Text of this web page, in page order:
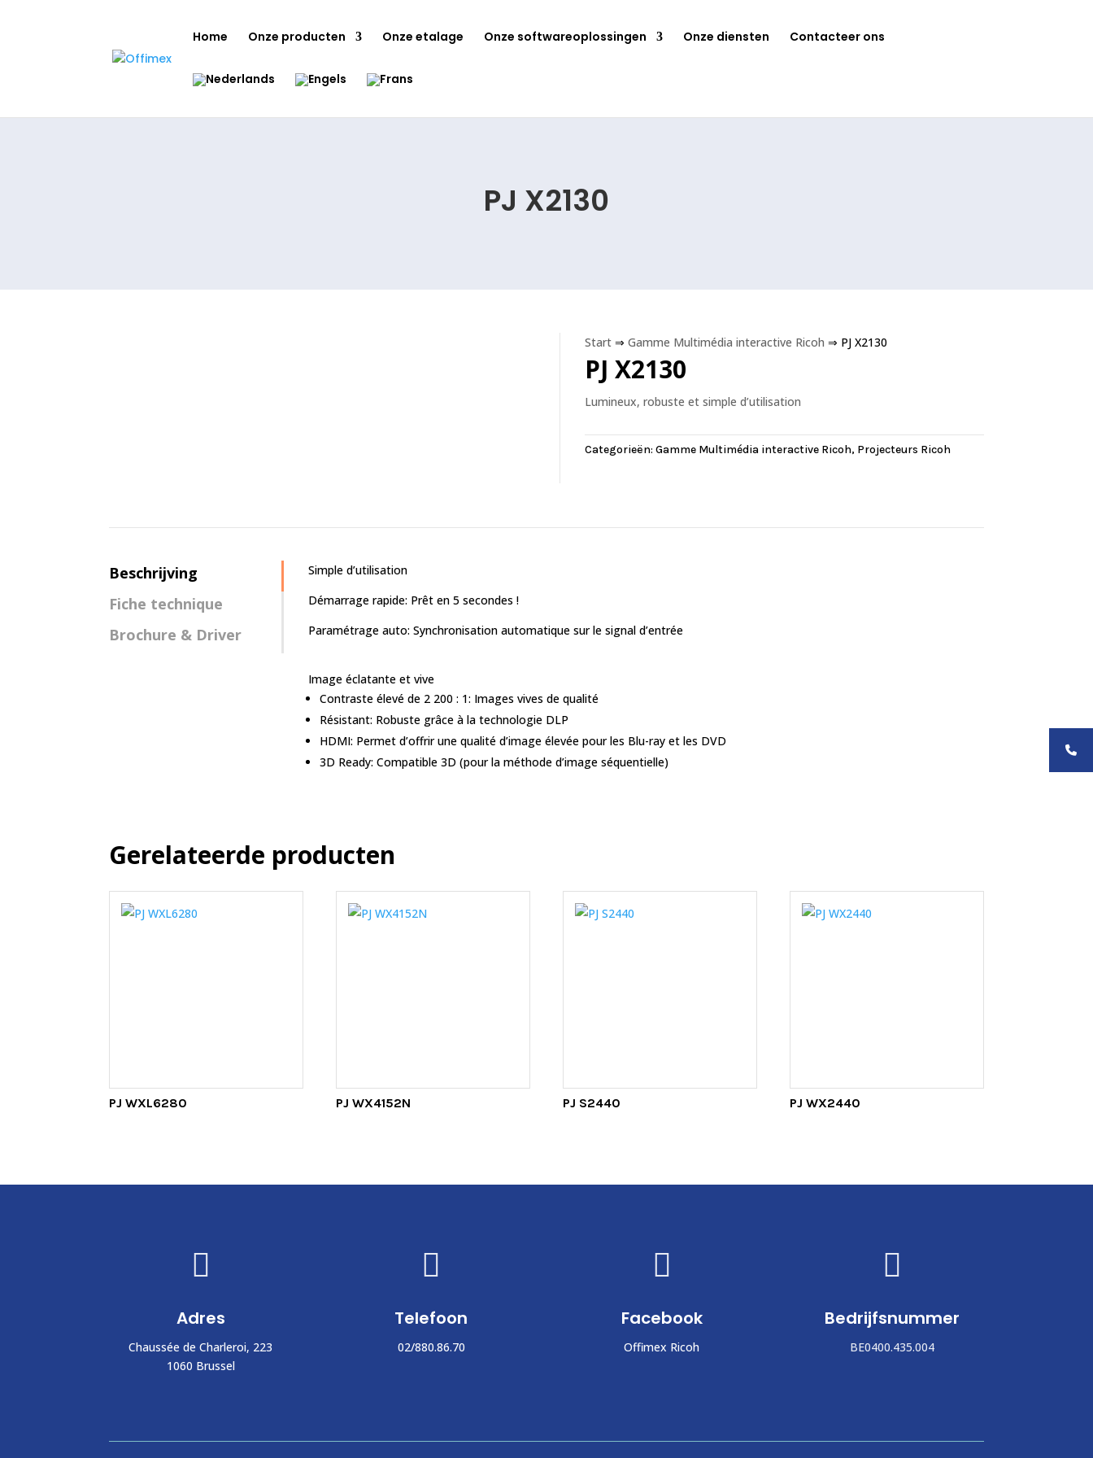
Home Onze producten Onze etalage Onze softwareoplossingen Onze diensten Contacteer ons
PJ X2130
Start ⇒Gamme Multimédia interactive Ricoh ⇒ PJ X2130
PJ X2130
Lumineux, robuste et simple d’utilisation
Categorieën:Gamme Multimédia interactive Ricoh, Projecteurs Ricoh
Beschrijving
Fiche technique
Brochure & Driver
Simple d’utilisation
Démarrage rapide: Prêt en 5 secondes !
Paramétrage auto: Synchronisation automatique sur le signal d’entrée
Image éclatante et vive
Contraste élevé de 2 200 : 1: Images vives de qualité
Résistant: Robuste grâce à la technologie DLP
HDMI: Permet d’offrir une qualité d’image élevée pour les Blu-ray et les DVD
3D Ready: Compatible 3D (pour la méthode d’image séquentielle)
Gerelateerde producten
PJ WXL6280 PJ WX4152N PJ S2440 PJ WX2440

Adres
Chaussée de Charleroi, 223
1060 Brussel

Telefoon
02/880.86.70

Facebook
Offimex Ricoh

Bedrijfsnummer
BE0400.435.004